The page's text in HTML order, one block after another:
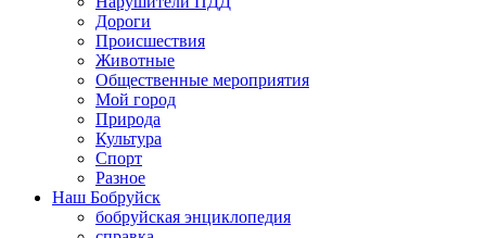
Дороги
Происшествия
Животные
Общественные мероприятия
Мой город
Природа
Культура
Спорт
Разное
Наш Бобруйск
бобруйская энциклопедия